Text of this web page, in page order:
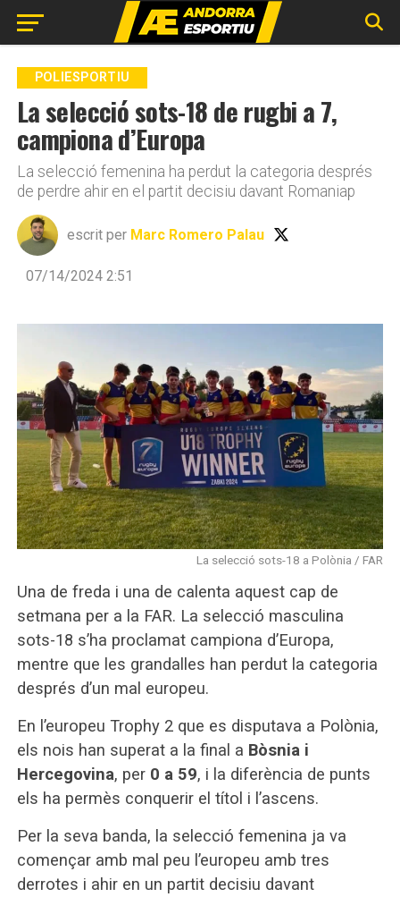
POLIESPORTIU
La selecció sots-18 de rugbi a 7,
campiona d’Europa
La selecció femenina ha perdut la categoria després
de perdre ahir en el partit decisiu davant Romaniap
escrit per Marc Romero Palau
07/14/2024 2:51
La selecció sots-18 a Polònia / FAR
Una de freda i una de calenta aquest cap de
setmana per a la FAR. La selecció masculina
sots-18 s’ha proclamat campiona d’Europa,
mentre que les grandalles han perdut la categoria
després d’un mal europeu.
En l’europeu Trophy 2 que es disputava a Polònia,
els nois han superat a la final a Bòsnia i
Hercegovina, per0 a 59, i la diferència de punts
els ha permès conquerir el títol i l’ascens.
Per la seva banda, la selecció femenina ja va
començar amb mal peu l’europeu amb tres
derrotes i ahir en un partit decisiu davant
Go to mobile version